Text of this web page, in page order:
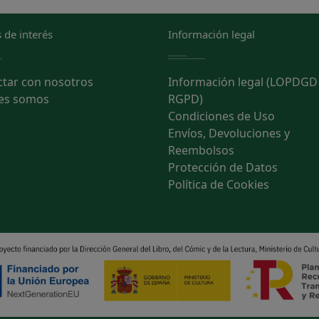
de interés
con nosotros
somos
Información legal
Información legal
RGPD)
Condiciones de Uso
Envíos, Devoluciones y
Reembolsos
Protección de Datos
Política de Cookies